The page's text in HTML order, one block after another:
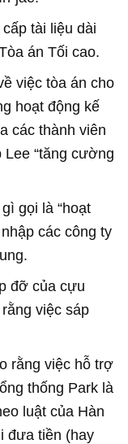
tài liệu dài
án Tối cao.
việc tòa án cho
hoạt động kế
các thành viên
“tăng cường
gọi là “hoạt
các công ty
đỡ của cựu
việc sáp
rằng việc hỗ trợ
thống Park là
luật của Hàn
đưa tiền (hay